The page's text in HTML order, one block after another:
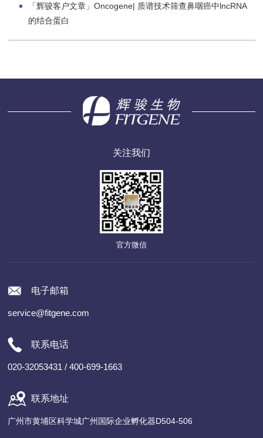
「辉骏客户文章」Oncogene| 质谱技术筛查鼻咽癌中lncRNA
的结合蛋白
关注我们
官方微信
电子邮箱
service@fitgene.com
联系电话
020-32053431 / 400-699-1663
联系地址
广州市黄埔区科学城广州国际企业孵化器D504-506